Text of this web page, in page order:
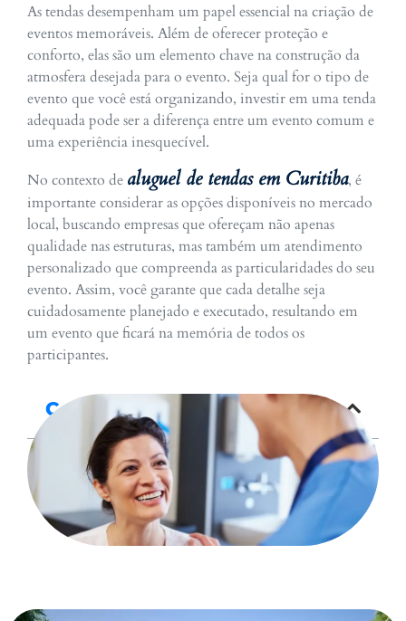
As tendas desempenham um papel essencial na criação de
eventos memoráveis. Além de oferecer proteção e
conforto, elas são um elemento chave na construção da
atmosfera desejada para o evento. Seja qual for o tipo de
evento que você está organizando, investir em uma tenda
adequada pode ser a diferença entre um evento comum e
uma experiência inesquecível.
No contexto de aluguel de tendas em Curitiba, é
importante considerar as opções disponíveis no mercado
local, buscando empresas que ofereçam não apenas
qualidade nas estruturas, mas também um atendimento
personalizado que compreenda as particularidades do seu
evento. Assim, você garante que cada detalhe seja
cuidadosamente planejado e executado, resultando em
um evento que ficará na memória de todos os
participantes.
Conteúdo